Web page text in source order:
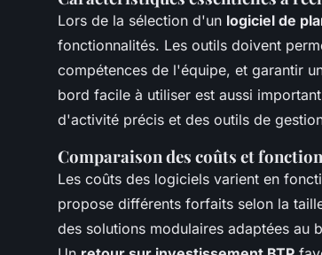
Lors de la sélection d'un logiciel de
fonctionnalités. Les outils doivent
compétences de l'équipe, et garantir
bord facile à utiliser est aussi
d'activité précis et des outils de
Comparaison des coûts et
Les coûts des logiciels varient en
propose différents forfaits selon la
des solutions modulaires adaptées au